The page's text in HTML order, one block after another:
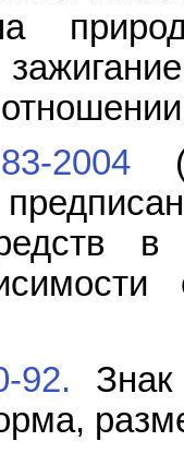
2004
92. Знак